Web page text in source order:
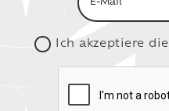
Ich akzeptiere die